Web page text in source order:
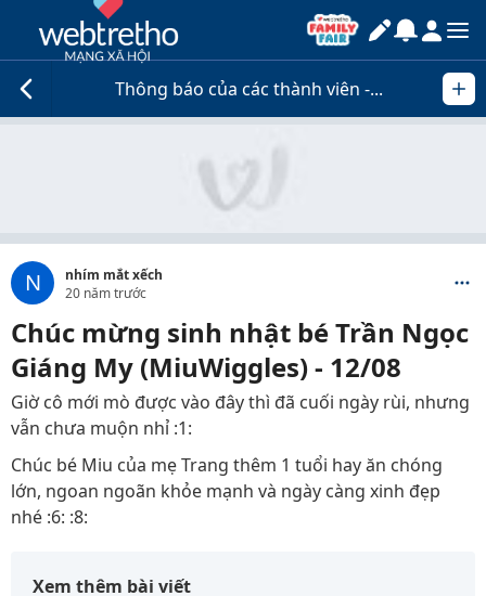
Thông báo của các thành viên -...
N
nhím mắt xếch
20 năm trước
Chúc mừng sinh nhật bé Trần Ngọc
Giáng My (MiuWiggles) - 12/08
Giờ cô mới mò được vào đây thì đã cuối ngày rùi, nhưng
vẫn chưa muộn nhỉ :1:
Chúc bé Miu của mẹ Trang thêm 1 tuổi hay ăn chóng
lớn, ngoan ngoãn khỏe mạnh và ngày càng xinh đẹp
nhé :6: :8:
Xem thêm bài viết